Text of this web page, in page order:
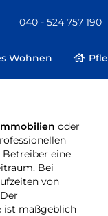
040 - 524 757 190
Wohnen
oder
eine
Bei
von
ist maßgeblich